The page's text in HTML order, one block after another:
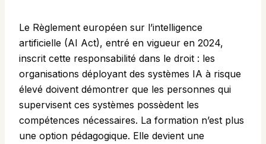
Le Règlement européen sur l’intelligence
artificielle (AI Act), entré en vigueur en 2024,
inscrit cette responsabilité dans le droit : les
organisations déployant des systèmes IA à risque
élevé doivent démontrer que les personnes qui
supervisent ces systèmes possèdent les
compétences nécessaires. La formation n’est plus
une option pédagogique. Elle devient une